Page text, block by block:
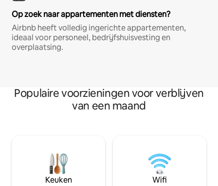
Op zoek naar appartementen met diensten?
Airbnb heeft volledig ingerichte appartementen,
ideaal voor personeel, bedrijfshuisvesting en
overplaatsing.
Populaire voorzieningen voor verblijven
van een maand
Keuken Wifi